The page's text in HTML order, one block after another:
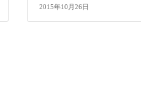
2015年10月26日